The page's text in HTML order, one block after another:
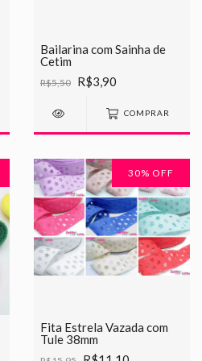
Bailarina com Sainha de
Cetim
R$5,50 R$3,90
COMPRAR
30% OFF
Fita Estrela Vazada com
Tule 38mm